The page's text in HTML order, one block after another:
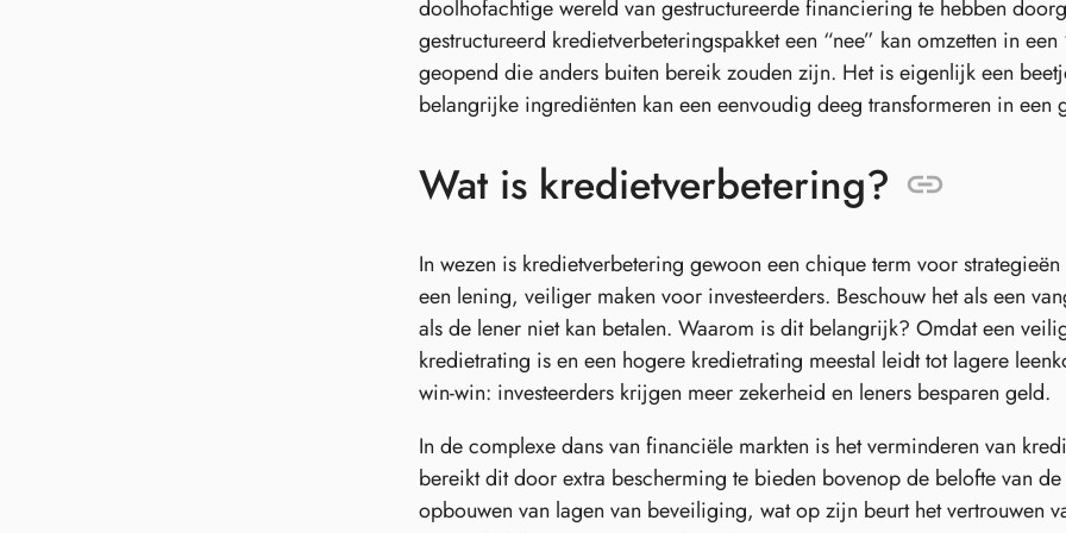
doolhofachtige wereld van gestructureerde financiering te hebben
gestructureerd kredietverbeteringspakket een “nee” kan omzetten in
geopend die anders buiten bereik zouden zijn. Het is eigenlijk een
belangrijke ingrediënten kan een eenvoudig deeg transformeren in een
Wat is kredietverbetering?
In wezen is kredietverbetering gewoon een chique term voor
een lening, veiliger maken voor investeerders. Beschouw het als een
als de lener niet kan betalen. Waarom is dit belangrijk? Omdat een
kredietrating is en een hogere kredietrating meestal leidt tot lagere
win-win: investeerders krijgen meer zekerheid en leners besparen geld.
In de complexe dans van financiële markten is het verminderen van
bereikt dit door extra bescherming te bieden bovenop de belofte van
opbouwen van lagen van beveiliging, wat op zijn beurt het vertrouwen